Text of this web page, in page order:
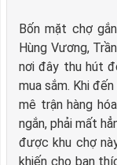
Bốn mặt chợ
Hùng Vương,
nơi đây thu hút
mua sắm. Khi
mê trận hàng
ngắn, phải mất
được khu chợ
khiến cho bạn